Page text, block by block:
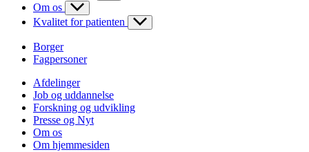
Om os
Kvalitet for patienten
Borger
Fagpersoner
Afdelinger
Job og uddannelse
Forskning og udvikling
Presse og Nyt
Om os
Om hjemmesiden